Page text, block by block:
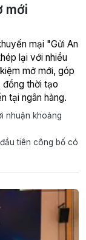
mới
mại "Gửi An
lại với nhiều
mở mới, góp
đồng thời tạo
tại ngân hàng.
nhuận khoảng
tiên công bố có